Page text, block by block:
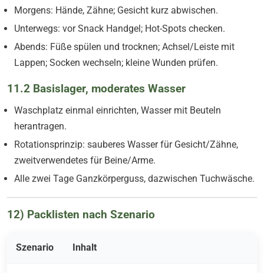
Morgens: Hände, Zähne; Gesicht kurz abwischen.
Unterwegs: vor Snack Handgel; Hot-Spots checken.
Abends: Füße spülen und trocknen; Achsel/Leiste mit
Lappen; Socken wechseln; kleine Wunden prüfen.
11.2 Basislager, moderates Wasser
Waschplatz einmal einrichten, Wasser mit Beuteln
herantragen.
Rotationsprinzip: sauberes Wasser für Gesicht/Zähne,
zweitverwendetes für Beine/Arme.
Alle zwei Tage Ganzkörperguss, dazwischen Tuchwäsche.
12) Packlisten nach Szenario
Szenario Inhalt